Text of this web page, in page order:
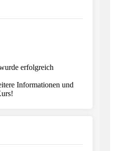
erfolgreich
Informationen und